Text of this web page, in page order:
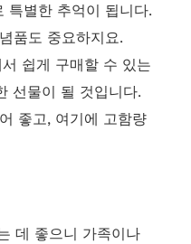
특별한 추억이 됩니다.
품도 중요하지요.
쉽게 구매할 수 있는
선물이 될 것입니다.
좋고, 여기에 고함량
데 좋으니 가족이나